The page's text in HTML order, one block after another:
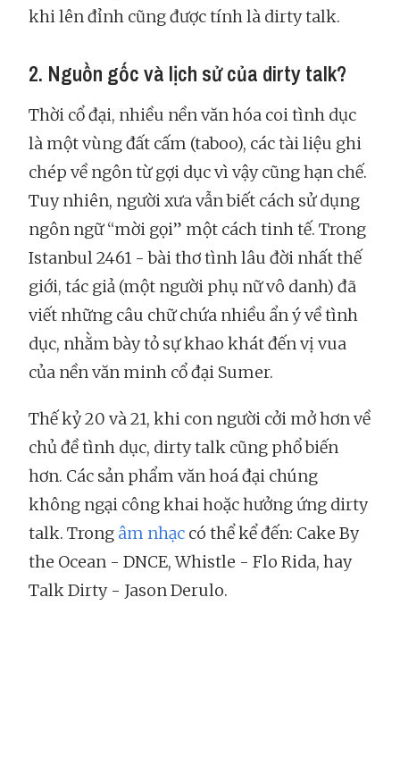
khi lên đỉnh cũng được tính là dirty talk.
2. Nguồn gốc và lịch sử của dirty talk?
Thời cổ đại, nhiều nền văn hóa coi tình dục
là một vùng đất cấm (taboo), các tài liệu ghi
chép về ngôn từ gợi dục vì vậy cũng hạn chế.
Tuy nhiên, người xưa vẫn biết cách sử dụng
ngôn ngữ “mời gọi” một cách tinh tế. Trong
Istanbul 2461 - bài thơ tình lâu đời nhất thế
giới, tác giả (một người phụ nữ vô danh) đã
viết những câu chữ chứa nhiều ẩn ý về tình
dục, nhằm bày tỏ sự khao khát đến vị vua
của nền văn minh cổ đại Sumer.
Thế kỷ 20 và 21, khi con người cởi mở hơn về
chủ đề tình dục, dirty talk cũng phổ biến
hơn. Các sản phẩm văn hoá đại chúng
không ngại công khai hoặc hưởng ứng dirty
talk. Trong âm nhạc có thể kể đến: Cake By
the Ocean - DNCE, Whistle - Flo Rida, hay
Talk Dirty - Jason Derulo.